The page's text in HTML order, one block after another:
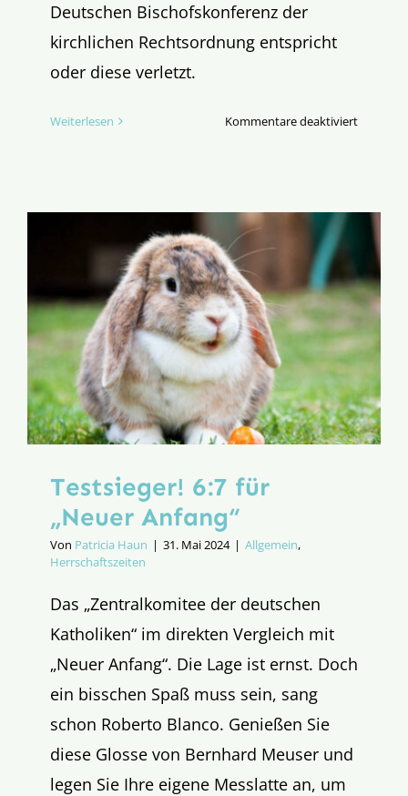
Deutschen Bischofskonferenz der
kirchlichen Rechtsordnung entspricht
oder diese verletzt.
Weiterlesen Kommentare deaktiviertfür
Rom!
Testsieger! 6:7 für
„Neuer Anfang“
Von Patricia Haun | 31. Mai 2024 | Allgemein,
Herrschaftszeiten
Das „Zentralkomitee der deutschen
Katholiken“ im direkten Vergleich mit
„Neuer Anfang“. Die Lage ist ernst. Doch
ein bisschen Spaß muss sein, sang
schon Roberto Blanco. Genießen Sie
diese Glosse von Bernhard Meuser und
legen Sie Ihre eigene Messlatte an, um